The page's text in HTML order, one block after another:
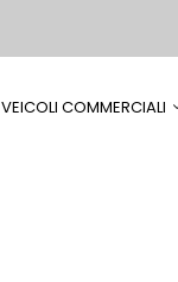
VEICOLI COMMERCIALI